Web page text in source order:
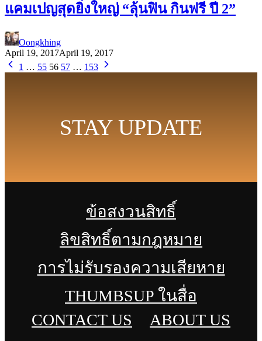
แคมเปญสุดยิ่งใหญ่ “ลุ้นฟิน กินฟรี ปี 2”
Oongkhing
April 19, 2017April 19, 2017
1 … 55 56 57 … 153
STAY UPDATE
ข้อสงวนสิทธิ์
ลิขสิทธิ์ตามกฎหมาย
การไม่รับรองความเสียหาย
THUMBSUP ในสื่อ
CONTACT US
ABOUT US